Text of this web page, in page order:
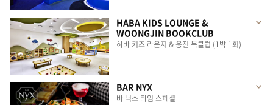
HABA KIDS LOUNGE &
WOONGJIN BOOKCLUB
하바 키즈 라운지 & 웅진 북클럽 (1박 1회)
BAR NYX
바 닉스 타임 스페셜